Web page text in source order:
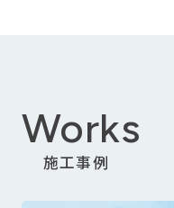
Works
施工事例